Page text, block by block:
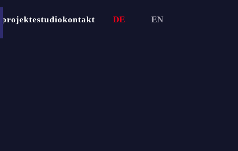
projektestudiokontakt DE EN